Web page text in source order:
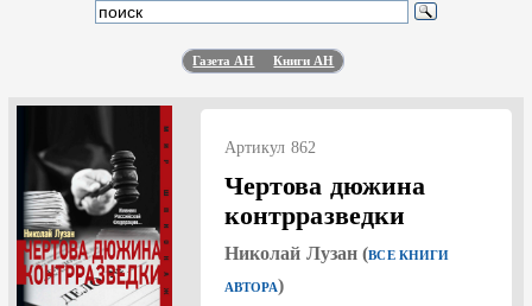
Газета АН Книги АН
Артикул 862
Чертова дюжина
контрразведки
Николай Лузан (ВСЕ КНИГИ
АВТОРА)